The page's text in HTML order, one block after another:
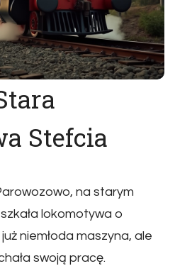
Stefcia
na starym
lokomotywa o
niemłoda maszyna, ale
swoją pracę.